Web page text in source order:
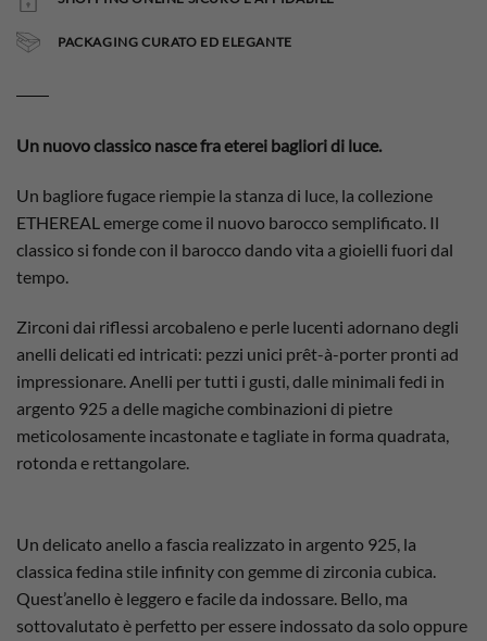
PACKAGING CURATO ED ELEGANTE
Un nuovo classico nasce fra eterei bagliori di luce.
Un bagliore fugace riempie la stanza di luce, la collezione
ETHEREAL emerge come il nuovo barocco semplificato. Il
classico si fonde con il barocco dando vita a gioielli fuori dal
tempo.
Zirconi dai riflessi arcobaleno e perle lucenti adornano degli
anelli delicati ed intricati: pezzi unici prêt-à-porter pronti ad
impressionare. Anelli per tutti i gusti, dalle minimali fedi in
argento 925 a delle magiche combinazioni di pietre
meticolosamente incastonate e tagliate in forma quadrata,
rotonda e rettangolare.
Un delicato anello a fascia realizzato in argento 925, la
classica fedina stile infinity con gemme di zirconia cubica.
Quest’anello è leggero e facile da indossare. Bello, ma
sottovalutato è perfetto per essere indossato da solo oppure